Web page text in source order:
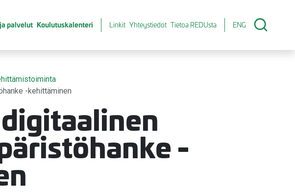
palvelut Koulutuskalenteri Linkit Yhteystiedot Tietoa REDUsta ENG
-kehittäminen
-